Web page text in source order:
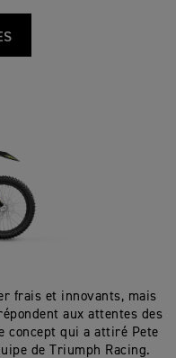
frais et innovants, mais
aux attentes des
concept qui a attiré Pete
de Triumph Racing.